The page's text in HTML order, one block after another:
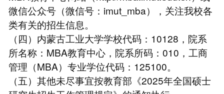
微信公众号（微信号：imut_mba），关注我校各
类有关的招生信息。
（四）内蒙古工业大学学校代码：10128，院系
所名称：MBA教育中心，院系所码：010，工商
管理（MBA）专业学位代码：125100。
（五）其他未尽事宜按教育部《2025年全国硕士